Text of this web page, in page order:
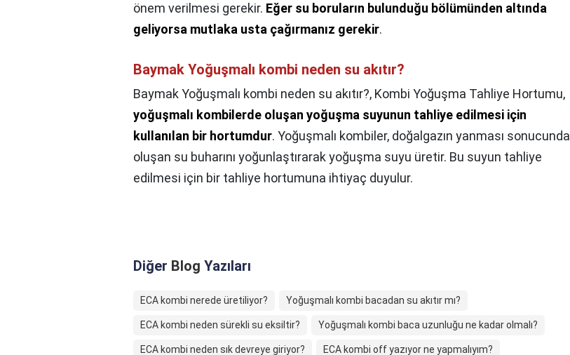
önem verilmesi gerekir. Eğer su boruların bulunduğu bölümünden altında
geliyorsa mutlaka usta çağırmanız gerekir.
Baymak Yoğuşmalı kombi neden su akıtır?
Baymak Yoğuşmalı kombi neden su akıtır?, Kombi Yoğuşma Tahliye Hortumu,
yoğuşmalı kombilerde oluşan yoğuşma suyunun tahliye edilmesi için
kullanılan bir hortumdur. Yoğuşmalı kombiler, doğalgazın yanması sonucunda
oluşan su buharını yoğunlaştırarak yoğuşma suyu üretir. Bu suyun tahliye
edilmesi için bir tahliye hortumuna ihtiyaç duyulur.
Diğer Blog Yazıları
ECA kombi nerede üretiliyor? Yoğuşmalı kombi bacadan su akıtır mı?
ECA kombi neden sürekli su eksiltir? Yoğuşmalı kombi baca uzunluğu ne kadar olmalı?
ECA kombi neden sık devreye giriyor? ECA kombi off yazıyor ne yapmalıyım?